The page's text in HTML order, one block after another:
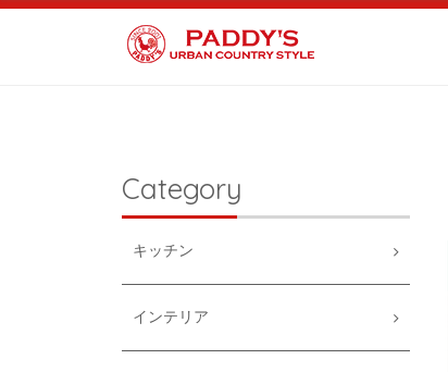
Category
キッチン
インテリア